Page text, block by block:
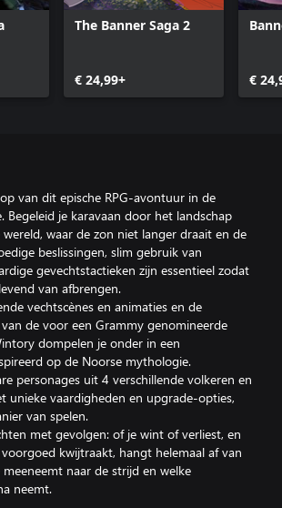
The Banner Saga 2
€ 24,99+ €
van dit epische RPG-avontuur in de
Begeleid je karavaan door het landschap
waar de zon niet langer draait en de
beslissingen, slim gebruik van
gevechtstactieken zijn essentieel zodat
van afbrengen.
vechtscènes en animaties en de
de voor een Grammy genomineerde
dompelen je onder in een
op de Noorse mythologie.
personages uit 4 verschillende volkeren en
unieke vaardigheden en upgrade-opties,
van spelen.
met gevolgen: of je wint of verliest, en
kwijtraakt, hangt helemaal af van
naar de strijd en welke
neemt.